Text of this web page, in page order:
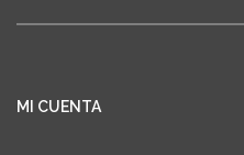
MI CUENTA